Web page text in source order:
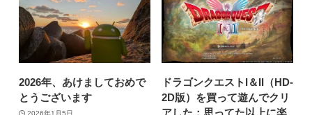
2026年、あけましておめで
とうございます
2026年1月5日
ドラゴンクエストI＆II（HD-
2D版）を買って遊んでクリ
アした：思ってた以上に楽